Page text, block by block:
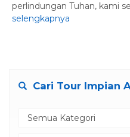
perlindungan Tuhan, kami
selengkapnya
Cari Tour Impian